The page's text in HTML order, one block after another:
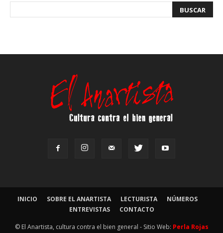
INICIO SOBRE EL ANARTISTA LECTURISTA
NÚMEROS
ENTREVISTAS
CONTACTO
© El Anartista, cultura contra el bien general - Sitio Web: Perla Rojas